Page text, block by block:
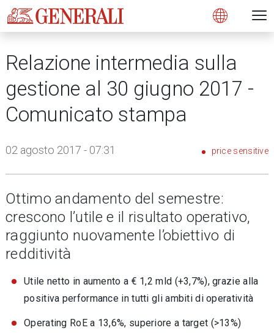
Open
Relazione intermedia sulla
gestione al 30 giugno 2017 -
Comunicato stampa
02 agosto 2017 - 07:31 price sensitive
Ottimo andamento del semestre:
crescono l’utile e il risultato operativo,
raggiunto nuovamente l’obiettivo di
redditività
Utile netto in aumento a € 1,2 mld (+3,7%), grazie alla
positiva performance in tutti gli ambiti di operatività
Operating RoE a 13,6%, superiore a target (>13%)